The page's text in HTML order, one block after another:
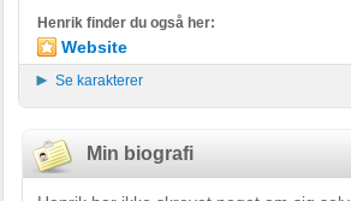
Henrik finder du også her:
Website
Se karakterer
Min biografi